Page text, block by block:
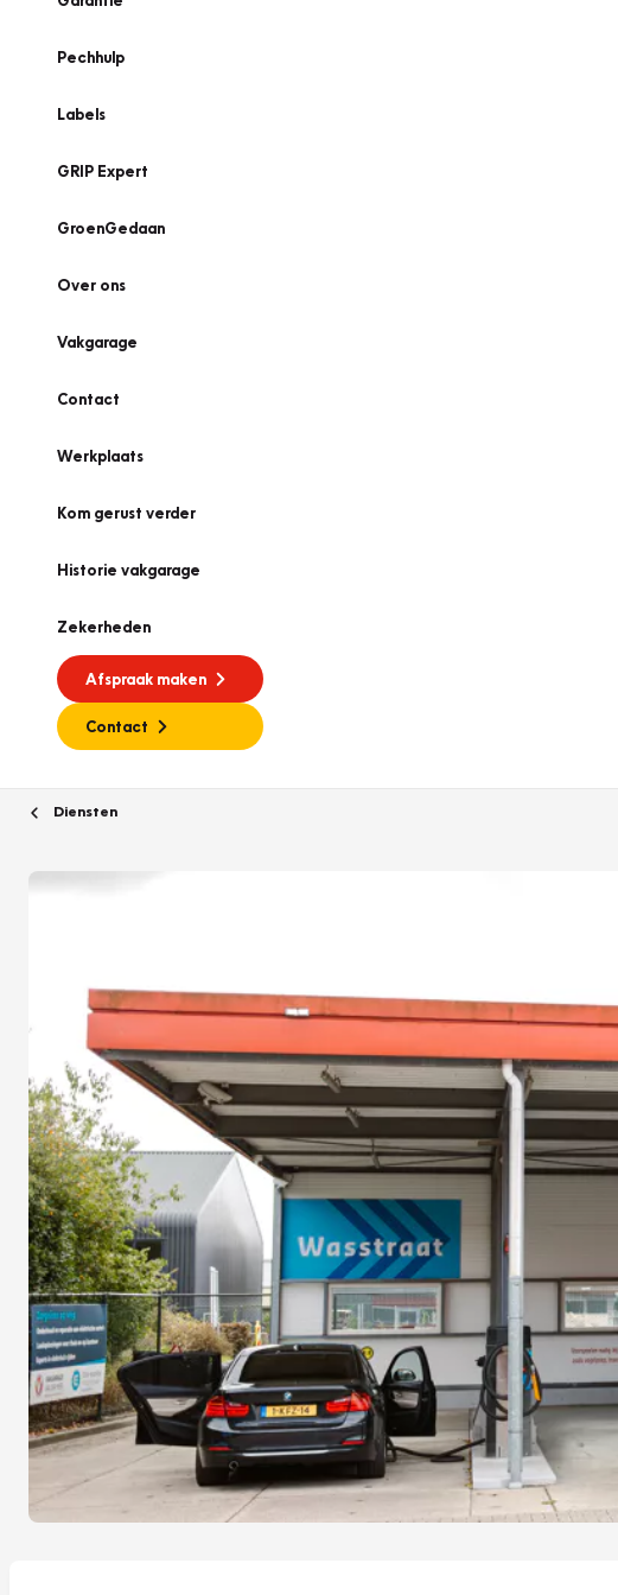
Pechhulp
Labels
GRIP Expert
GroenGedaan
Over ons
Vakgarage
Contact
Werkplaats
Kom gerust verder
Historie vakgarage
Zekerheden
Afspraak maken
Contact
Diensten